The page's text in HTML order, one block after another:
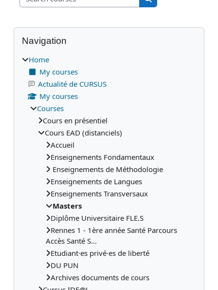
Search courses
Blocks
Skip Navigation
Navigation
Home
My courses
Actualité de CURSUS
My courses
Courses
Cours en présentiel
Cours EAD (distanciels)
Accueil
Enseignements Fondamentaux
Enseignements de Méthodologie
Enseignements de Langues
Enseignements Transversaux
Masters
Diplôme Universitaire FLE.S
Rennes 1 - 1ère année Santé Parcours
Accès Santé S...
Etudiant·es privé·es de liberté
DU PUN
Archives documents de cours